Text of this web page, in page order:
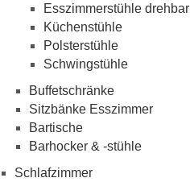
Esszimmerstühle drehbar
Küchenstühle
Polsterstühle
Schwingstühle
Buffetschränke
Sitzbänke Esszimmer
Bartische
Barhocker & -stühle
Schlafzimmer